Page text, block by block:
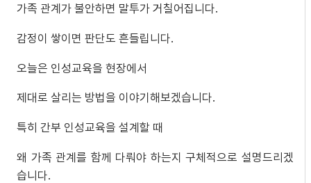
가족 관계가 불안하면 말투가 거칠어집니다.
감정이 쌓이면 판단도 흔들립니다.
오늘은 인성교육을 현장에서
제대로 살리는 방법을 이야기해보겠습니다.
특히 간부 인성교육을 설계할 때
왜 가족 관계를 함께 다뤄야 하는지 구체적으로 설명드리겠
습니다.